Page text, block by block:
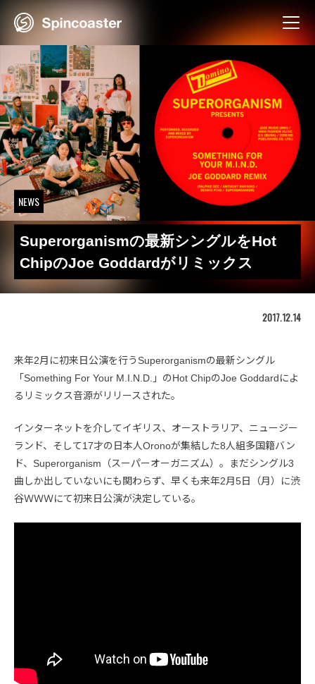
NEWS
Superorganismの最新シングルをHot
ChipのJoe Goddardがリミックス
2017.12.14
来年2月に初来日公演を行うSuperorganismの最新シングル
「Something For Your M.I.N.D.」のHot ChipのJoe Goddardによ
るリミックス音源がリリースされた。
インターネットを介してイギリス、オーストラリア、ニュージー
ランド、そして17才の日本人Oronoが集結した8人組多国籍バン
ド、Superorganism（スーパーオーガニズム）。まだシングル3
曲しか出していないにも関わらず、早くも来年2月5日（月）に渋
谷ＷＷＷにて初来日公演が決定している。